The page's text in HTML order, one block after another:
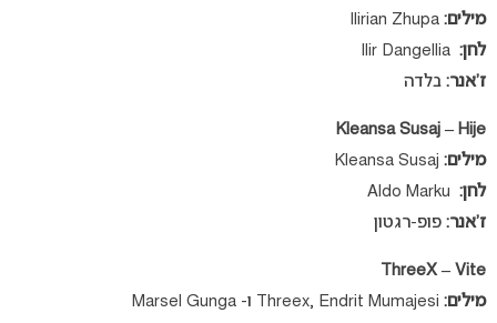
מילים:
לחן:
ז’אנר: בלדה
Kleansa Susaj – Hije
מילים:
לחן:
ז’אנר: פופ-רגטון
ThreeX – Vite
מילים: